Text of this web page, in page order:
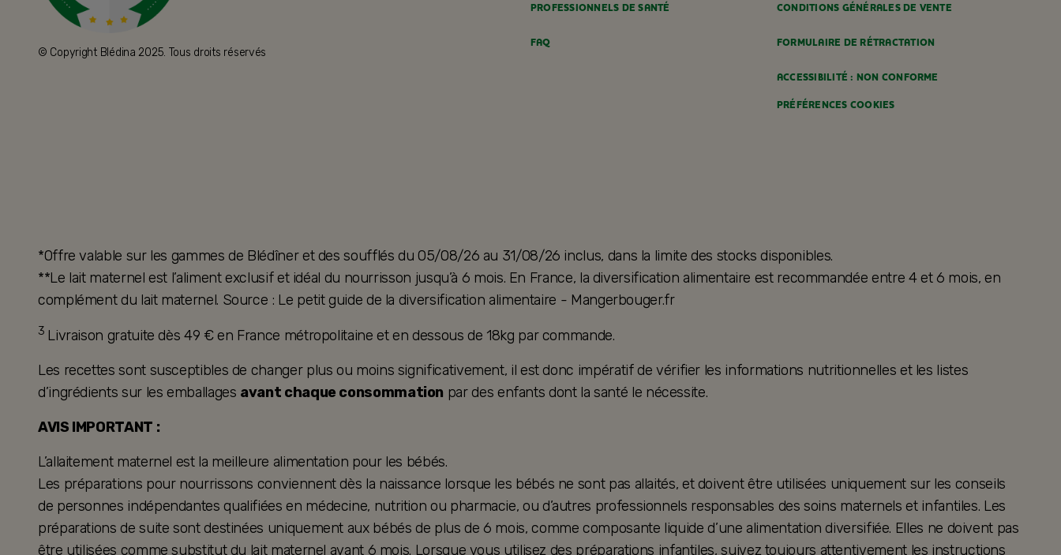
© Copyright Blédina 2025. Tous droits réservés
PROFESSIONNELS DE SANTÉ
FAQ
CONDITIONS GÉNÉRALES DE VENTE
FORMULAIRE DE RÉTRACTATION
ACCESSIBILITÉ : NON CONFORME
PRÉFÉRENCES COOKIES
*Offre valable sur les gammes de Blédîner et des soufflés du 05/08/26 au 31/08/26 inclus, dans la limite des stocks disponibles.
**Le lait maternel est l’aliment exclusif et idéal du nourrisson jusqu’à 6 mois. En France, la diversification alimentaire est recommandée entre 4 et 6 mois, en
complément du lait maternel. Source : Le petit guide de la diversification alimentaire - Mangerbouger.fr
3 Livraison gratuite dès 49 € en France métropolitaine et en dessous de 18kg par commande.
Les recettes sont susceptibles de changer plus ou moins significativement, il est donc impératif de vérifier les informations nutritionnelles et les listes
d’ingrédients sur les emballages avant chaque consommation par des enfants dont la santé le nécessite.
AVIS IMPORTANT :
L’allaitement maternel est la meilleure alimentation pour les bébés.
Les préparations pour nourrissons conviennent dès la naissance lorsque les bébés ne sont pas allaités, et doivent être utilisées uniquement sur les conseils
de personnes indépendantes qualifiées en médecine, nutrition ou pharmacie, ou d’autres professionnels responsables des soins maternels et infantiles. Les
préparations de suite sont destinées uniquement aux bébés de plus de 6 mois, comme composante liquide d’une alimentation diversifiée. Elles ne doivent pas
être utilisées comme substitut du lait maternel avant 6 mois. Lorsque vous utilisez des préparations infantiles, suivez toujours attentivement les instructions